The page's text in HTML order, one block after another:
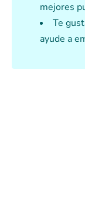
mejores
Te
ayude a